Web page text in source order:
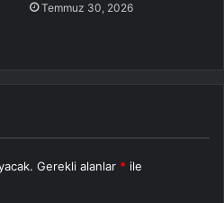
Temmuz 30, 2026
Gerekli alanlar * ile